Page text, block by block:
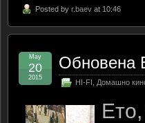
Posted by r.baev at 10:46
Обновена
HI-FI Домашно
May
20
2015